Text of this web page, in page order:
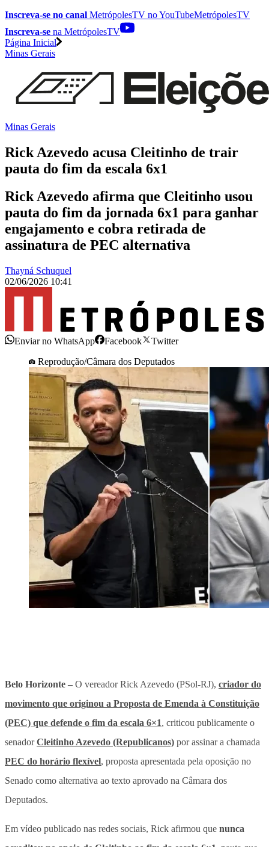
Inscreva-se no canal MetrópolesTV noYouTubeMetrópolesTV
Inscreva-se na MetrópolesTV
Página Inicial
Minas Gerais
Minas Gerais
Rick Azevedo acusa Cleitinho de trair
pauta do fim da escala 6x1
Rick Azevedo afirma que Cleitinho usou
pauta do fim da jornada 6x1 para ganhar
engajamento e cobra retirada de
assinatura de PEC alternativa
Thayná Schuquel
02/06/2026 10:41
Enviar no WhatsApp Facebook
Twitter
Reprodução/Câmara dos Deputados
Belo Horizonte – O vereador Rick Azevedo (PSol-RJ), criador do
movimento que originou a Proposta de Emenda à Constituição
(PEC) que defende o fim da escala 6×1, criticou publicamente o
senadorCleitinho Azevedo (Republicanos) por assinar a chamada
PEC do horário flexível, proposta apresentada pela oposição no
Senado como alternativa ao texto aprovado na Câmara dos
Deputados.
Em vídeo publicado nas redes sociais, Rick afirmou que nunca